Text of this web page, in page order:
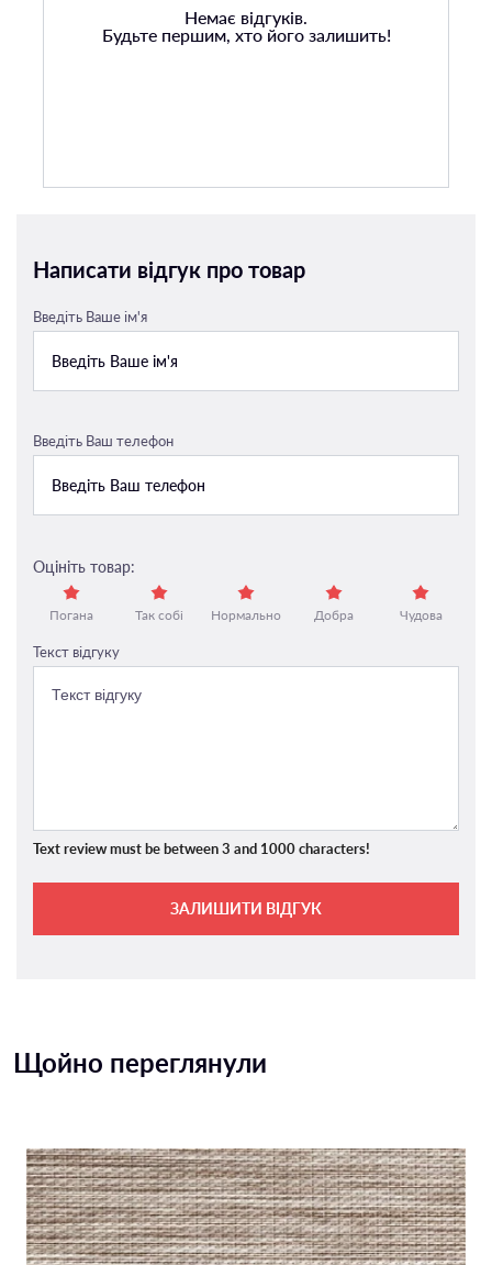
Немає відгуків.
Будьте першим, хто його залишить!
Написати відгук про товар
Введіть Ваше ім'я
Введіть Ваш телефон
Оцініть товар:
Погана Так собі Нормально Добра Чудова
Текст відгуку
Text review must be between 3 and 1000 characters!
ЗАЛИШИТИ ВІДГУК
Щойно переглянули